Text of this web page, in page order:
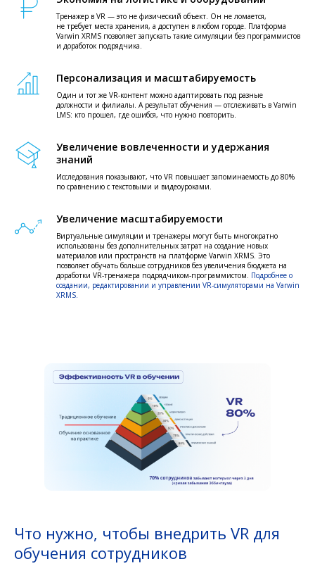
Тренажер в VR — это не физический объект. Он не ломается,
не требует места хранения, а доступен в любом городе. Платформа
Varwin XRMS позволяет запускать такие симуляции без программистов
и доработок подрядчика.
Персонализация и масштабируемость
Один и тот же VR-контент можно адаптировать под разные
должности и филиалы. А результат обучения — отслеживать в Varwin
LMS: кто прошел, где ошибся, что нужно повторить.
Увеличение вовлеченности и удержания
знаний
Исследования показывают, что VR повышает запоминаемость до 80%
по сравнению с текстовыми и видеоуроками.
Увеличение масштабируемости
Виртуальные симуляции и тренажеры могут быть многократно
использованы без дополнительных затрат на создание новых
материалов или пространств на платформе Varwin XRMS. Это
позволяет обучать больше сотрудников без увеличения бюджета на
доработки VR-тренажера подрядчиком-программистом. Подробнее о
создании, редактировании и управлении VR-симуляторами на Varwin
XRMS.
Что нужно, чтобы внедрить VR для
обучения сотрудников